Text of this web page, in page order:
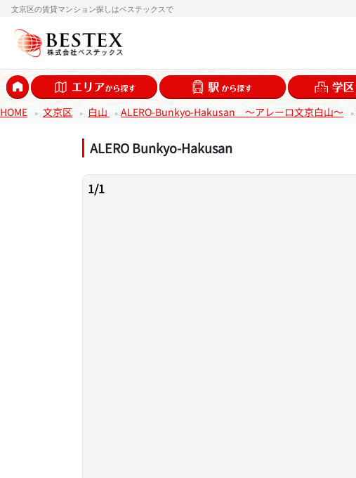
文京区の賃貸マンション探しはベステックスで
HOME 文京区 白山 ALERO-Bunkyo-Hakusan ～アレーロ文京白山～
ALERO Bunkyo-Hakusan
1/1